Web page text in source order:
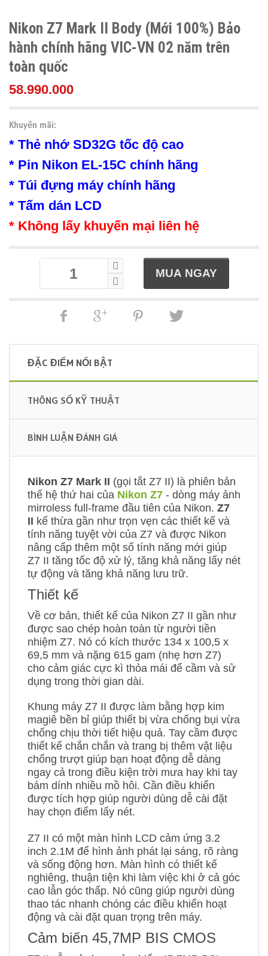
Nikon Z7 Mark II Body (Mới 100%) Bảo
hành chính hãng VIC-VN 02 năm trên
toàn quốc
58.990.000
Khuyến mãi:
* Thẻ nhớ SD32G tốc độ cao
* Pin Nikon EL-15C chính hãng
* Túi đựng máy chính hãng
* Tấm dán LCD
* Không lấy khuyến mại liên hệ
ĐẶC ĐIỂM NỔI BẬT
THÔNG SỐ KỸ THUẬT
BÌNH LUẬN ĐÁNH GIÁ
Nikon Z7 Mark II (gọi tắt Z7 II) là phiên bản
thế hệ thứ hai của Nikon Z7 - dòng máy ảnh
mirroless full-frame đầu tiên của Nikon. Z7
II kế thừa gần như trọn vẹn các thiết kế và
tính năng tuyệt vời của Z7 và được Nikon
nâng cấp thêm một số tính năng mới giúp
Z7 II tăng tốc độ xử lý, tăng khả năng lấy nét
tự động và tăng khả năng lưu trữ.
Thiết kế
Về cơ bản, thiết kế của Nikon Z7 II gần như
được sao chép hoàn toàn từ người tiền
nhiệm Z7. Nó có kích thước 134 x 100,5 x
69,5 mm và nặng 615 gam (nhẹ hơn Z7)
cho cảm giác cực kì thỏa mái để cầm và sử
dụng trong thời gian dài.
Khung máy Z7 II được làm bằng hợp kim
magiê bền bỉ giúp thiết bị vừa chống bụi vừa
chống chịu thời tiết hiệu quả. Tay cầm được
thiết kế chắn chắn và trang bị thêm vật liệu
chống trượt giúp bạn hoạt động dễ dàng
ngay cả trong điều kiện trời mưa hay khi tay
bám dính nhiều mồ hôi. Cần điều khiển
được tích hợp giúp người dùng dễ cài đặt
hay chọn điểm lấy nét.
Z7 II có một màn hình LCD cảm ứng 3.2
inch 2.1M để hình ảnh phát lại sáng, rõ ràng
và sống động hơn. Màn hình có thiết kế
nghiêng, thuận tiện khi làm việc khi ở cả góc
cao lẫn góc thấp. Nó cũng giúp người dùng
thao tác nhanh chóng các điều khiển hoạt
động và cài đặt quan trọng trên máy.
Cảm biến 45,7MP BIS CMOS